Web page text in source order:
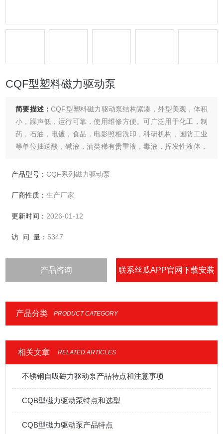
CQF型塑料磁力驱动泵
简要描述：CQF型塑料磁力驱动泵结构紧凑，外型美观，体积
小，躁声低，运行可靠，使用维修方便。可广泛用于化工，制
药，石油，电镀，食品，电影照相洗印，科研机构，国防工业
等单位抽送酸，碱液，油类稀有贵重液，毒液，挥发性液体，
产品型号：CQF系列磁力驱动泵
厂商性质：生产厂家
更新时间： 2026-01-12
访 问 量： 5347
产品咨询 联系丝瓜APP官网下载安装
产品分类 PRODUCT CATEGORY
相关文章 RELATED ARTICLES
不锈钢自吸磁力驱动泵产品特点和注意事项
CQB型磁力驱动泵特点和选型
CQB型磁力驱动泵产品特点